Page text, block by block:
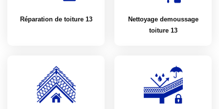
Réparation de toiture 13
Nettoyage demoussage
toiture 13